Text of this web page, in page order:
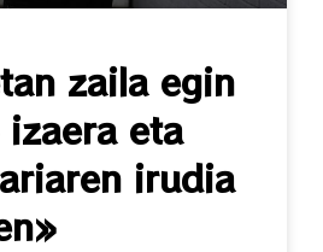
zaila egin
eta
irudia